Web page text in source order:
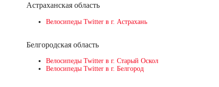
Астраханская область
Велосипеды Twitter в г. Астрахань
Белгородская область
Велосипеды Twitter в г. Старый Оскол
Велосипеды Twitter в г. Белгород